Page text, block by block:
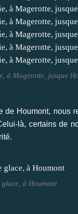
à Magerotte, jusque
Houmont, nous
là, certains de
glace, à Houmont